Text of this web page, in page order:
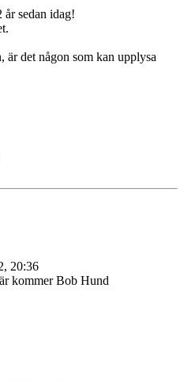
sedan idag!
är det någon som kan upplysa
20:36
kommer Bob Hund